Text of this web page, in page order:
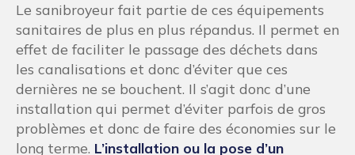
Le sanibroyeur fait partie de ces équipements
sanitaires de plus en plus répandus. Il permet en
effet de faciliter le passage des déchets dans
les canalisations et donc d’éviter que ces
dernières ne se bouchent. Il s’agit donc d’une
installation qui permet d’éviter parfois de gros
problèmes et donc de faire des économies sur le
long terme. L’installation ou la pose d’un